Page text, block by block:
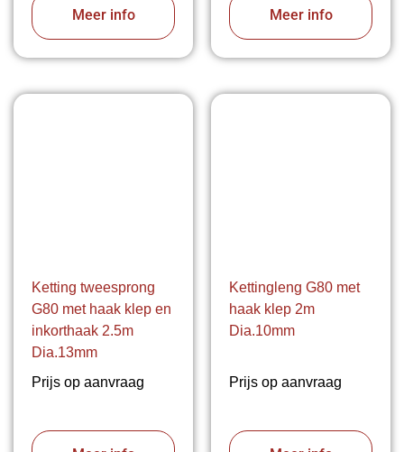
Meer info Meer info
Ketting tweesprong
G80 met haak klep en
inkorthaak 2.5m
Dia.13mm
Prijs op aanvraag
Kettingleng G80 met
haak klep 2m
Dia.10mm
Prijs op aanvraag